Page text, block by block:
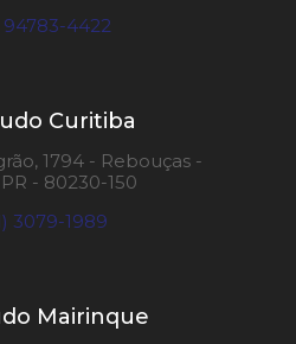
94783-4422
Curitiba
1794 - Rebouças -
- 80230-150
3079-1989
Mairinque